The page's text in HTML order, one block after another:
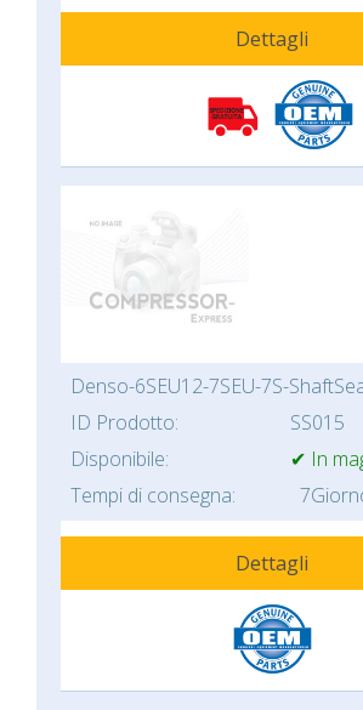
Dettagli
Denso-6SEU12-7SEU-7S-
ID Prodotto:
SS015
Disponibile:
✔ In
Tempi di consegna:
Dettagli